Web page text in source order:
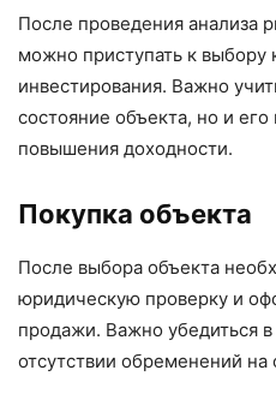
После проведения анализа
можно приступать к выбору
инвестирования. Важно
состояние объекта, но и
повышения доходности.
Покупка объекта
После выбора объекта
юридическую проверку и
продажи. Важно убедиться в
отсутствии обременений на